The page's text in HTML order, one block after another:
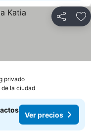
Compartir
privadoVer precios
de la ciudad
Ver precios